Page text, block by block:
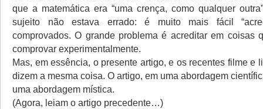
que a matemática era “uma crença, como qualquer
sujeito não estava errado: é muito mais fácil
comprovados. O grande problema é acreditar em coisas
comprovar experimentalmente.
Mas, em essência, o presente artigo, e os recentes filme e
dizem a mesma coisa. O artigo, em uma abordagem
uma abordagem mística.
(Agora, leiam o artigo precedente…)